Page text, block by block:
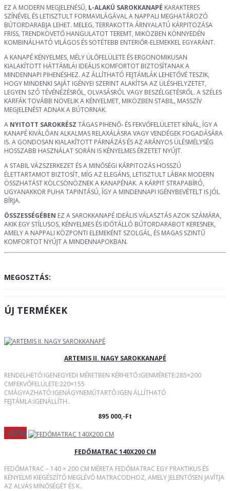
EZ A MODERN MEGJELENÉSŰ, L-ALAKÚ SAROKKANAPÉ KARAKTERES
SZÍNÉVEL ÉS LETISZTULT FORMAVILÁGÁVAL A NAPPALI MEGHATÁROZÓ
BÚTORDARABJA LEHET. MELEG, TERRAKOTTA ÁRNYALATÚ KÁRPITOZÁSA
FRISS, TRENDKÖVETŐ HANGULATOT TEREMT, MIKÖZBEN KÖNNYEDÉN
KOMBINÁLHATÓ VILÁGOS ÉS SÖTÉTEBB ENTERIŐR-ELEMEKKEL EGYARÁNT.
A KANAPÉ KÉNYELMES, MÉLY ÜLŐFELÜLETE ÉS ERGONOMIKUSAN
KIALAKÍTOTT HÁTTÁMLÁI IDEÁLIS KOMFORTOT BIZTOSÍTANAK A
MINDENNAPI PIHENÉSHEZ. AZ ÁLLÍTHATÓ FEJTÁMLÁK LEHETŐVÉ TESZIK,
HOGY MINDENKI SAJÁT IGÉNYEI SZERINT ALAKÍTSA AZ ÜLÉSHELYZETET,
LEGYEN SZÓ TÉVÉNÉZÉSRŐL, OLVASÁSRÓL VAGY BESZÉLGETÉSRŐL. A SZÉLES
KARFÁK TOVÁBB NÖVELIK A KÉNYELMET, MIKÖZBEN STABIL, MASSZÍV
MEGJELENÉST ADNAK A BÚTORNAK.
A NYITOTT SAROKRÉSZ TÁGAS PIHENŐ- ÉS FEKVŐFELÜLETET KÍNÁL, ÍGY A
KANAPÉ KIVÁLÓAN ALKALMAS RELAXÁLÁSRA VAGY VENDÉGEK FOGADÁSÁRA
IS. A GONDOSAN KIALAKÍTOTT PÁRNÁZÁS ÉS AZ ARÁNYOS ÜLÉSMÉLYSÉG
HOSSZABB HASZNÁLAT SORÁN IS KÉNYELMES ÉRZETET NYÚJT.
A STABIL VÁZSZERKEZET ÉS A MINŐSÉGI KÁRPITOZÁS HOSSZÚ
ÉLETTARTAMOT BIZTOSÍT, MÍG AZ ELEGÁNS, LETISZTULT LÁBAK MODERN
ÖSSZHATÁST KÖLCSÖNÖZNEK A KANAPÉNAK. A KÁRPIT STRAPABÍRÓ,
UGYANAKKOR PUHA TAPINTÁSÚ, ÍGY A MINDENNAPI IGÉNYBEVÉTELT IS JÓL
BÍRJA.
ÖSSZESSÉGÉBEN EZ A SAROKKANAPÉ IDEÁLIS VÁLASZTÁS AZOK SZÁMÁRA,
AKIK EGY STÍLUSOS, KÉNYELMES ÉS IDŐTÁLLÓ BÚTORDARABOT KERESNEK,
AMELY A NAPPALI KÖZPONTI ELEMEKÉNT SZOLGÁL, ÉS MAGAS SZINTŰ
KOMFORTOT NYÚJT A MINDENNAPOKBAN.
MEGOSZTÁS:
ÚJ TERMÉKEK
ARTEMIS II. NAGY SAROKKANAPÉ
RENDELHETŐ:IGENEGYEDI MÉRETBEN KÉRHETŐ:IGENMÉRETE:285×200
CMFEKVŐFELÜLETE:220×155
CMÁGYAZHATÓ:IGENÁGYNEMŰTARTÓ:IGEN ÁLLÍTHATÓ
FEJTÁMLA:IGENÁLLÍTH..
895 000,-Ft
-40%
FEDŐMATRAC 140X200 CM
FEDŐMATRAC – 140 × 200 CM MÉRETA FEDŐMATRAC EGY PRAKTIKUS ÉS
KÉNYELMI KIEGÉSZÍTŐ MEGLÉVŐ MATRACODHOZ, AMELY JELENTŐSEN JAVÍTJA
AZ ALVÁS MINŐSÉGÉT ÉS K..